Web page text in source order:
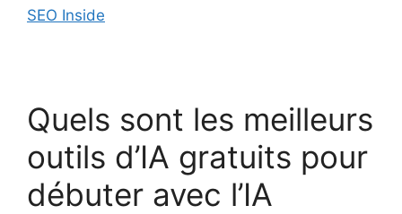
SEO Inside
Quels sont les meilleurs
outils d’IA gratuits pour
débuter avec l’IA